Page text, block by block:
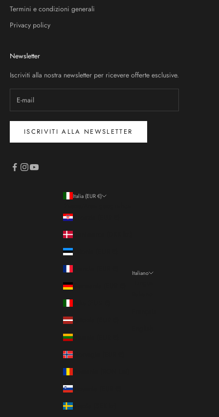
Termini e condizioni generali
Privacy policy
Newsletter
Iscriviti alla nostra newsletter per ricevere offerte esclusive.
ISCRIVITI ALLA NEWSLETTER
Italia (EUR €)
Croazia (EUR €)
Danimarca (DKK kr.)
Estonia (EUR €)
Francia (EUR €)
Germania (EUR €)
Italia (EUR €)
Lettonia (EUR €)
Lituania (EUR €)
Norvegia (EUR €)
Romania (RON Lei)
Slovenia (EUR €)
Svezia (SEK kr)
Italiano